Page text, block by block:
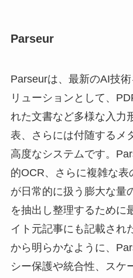
Parseur
Parseurは、最新のAI技
リューションとして、
れた文書など多様な入力
表、さらには付随するメ
高度なシステムです。
的OCR、さらに複雑な
が日常的に扱う膨大な量
を抽出し整理するために
イト元記事にも記載され
から明らかなように、
シー保護や統合性、スケ